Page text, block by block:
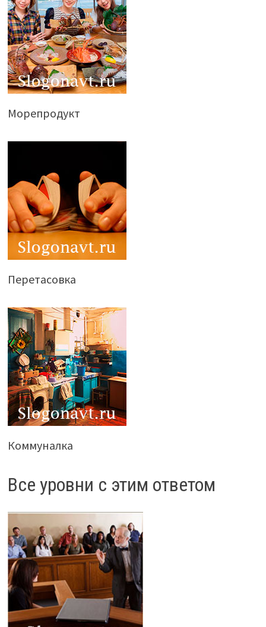
Морепродукт
Перетасовка
Коммуналка
Все уровни с этим ответом